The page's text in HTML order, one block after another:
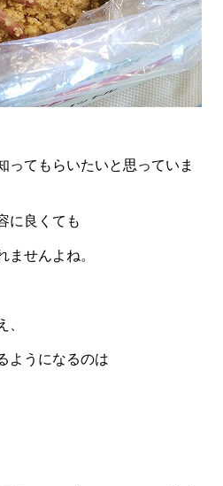
ってもらいたいと思っていま
に良くても
ませんよね。
、
ようになるのは